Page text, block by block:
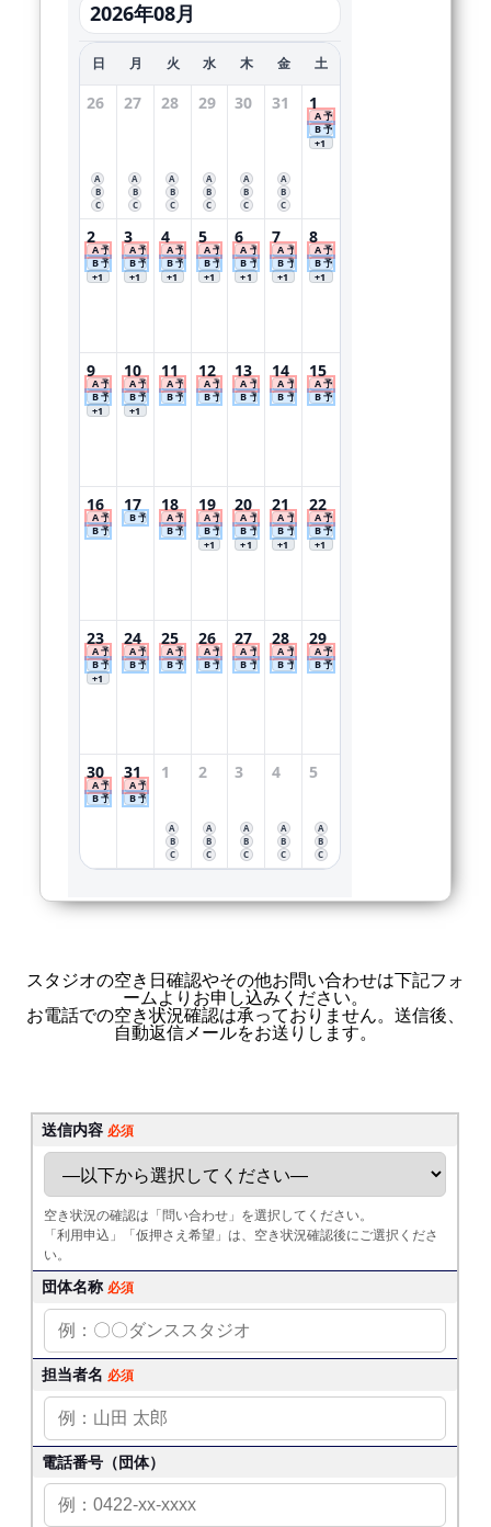
スタジオの空き日確認やその他お問い合わせは下記フォ
ームよりお申し込みください。
お電話での空き状況確認は承っておりません。送信後、
自動返信メールをお送りします。
送信内容 必須
空き状況の確認は「問い合わせ」を選択してください。
「利用申込」「仮押さえ希望」は、空き状況確認後にご選択くださ
い。
団体名称 必須
担当者名 必須
電話番号（団体）